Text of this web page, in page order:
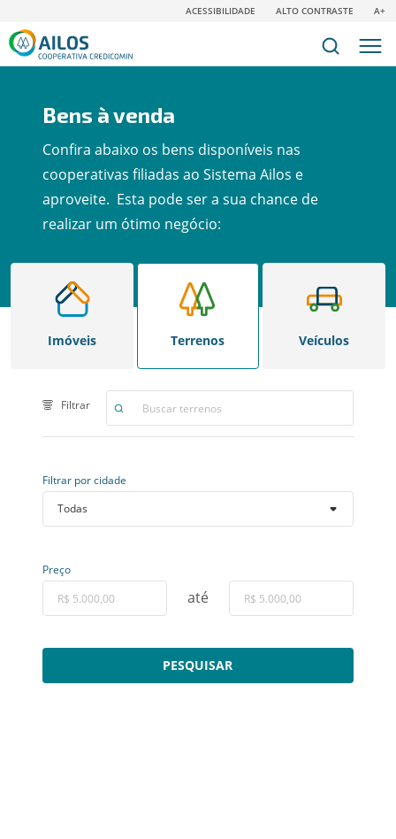
ACESSIBILIDADE ALTO CONTRASTE A+
Bens à venda
Confira abaixo os bens disponíveis nas
cooperativas filiadas ao Sistema Ailos e
aproveite. Esta pode ser a sua chance de
realizar um ótimo negócio:
Imóveis Terrenos Veículos
Filtrar por cidade
Preço
até
PESQUISAR